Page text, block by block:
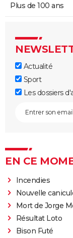
Plus de 100 ans
Actualité
Sport
Les dossiers
EN CE
Incendies
Nouvelle
Mort de Jorge
Résultat Loto
Bison Futé